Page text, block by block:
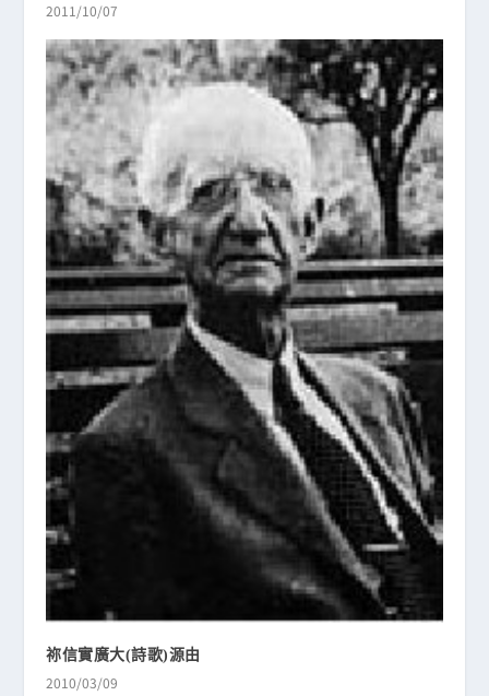
2011/10/07
祢信實廣大(詩歌)源由
2010/03/09